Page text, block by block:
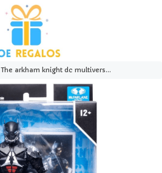
The arkham knight dc multiverse - mcfarlane toys